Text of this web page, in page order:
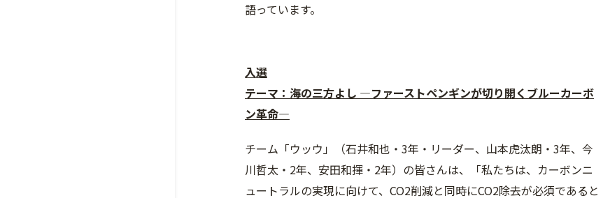
語っています。
入選
テーマ：海の三方よし ―ファーストペンギンが切り開くブルーカーボ
ン革命―
チーム「ウッウ」（石井和也・3年・リーダー、山本虎汰朗・3年、今
川哲太・2年、安田和揮・2年）の皆さんは、「私たちは、カーボンニ
ュートラルの実現に向けて、CO2削減と同時にCO2除去が必須であると